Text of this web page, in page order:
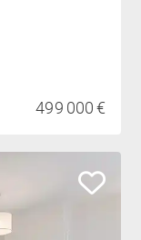
499 000 €